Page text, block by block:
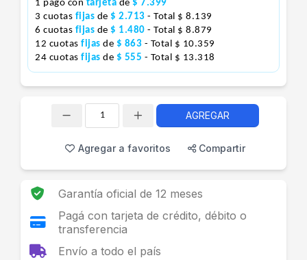
1 pago con tarjeta de $ 7.399
3 cuotas fijas de $ 2.713 - Total $ 8.139
6 cuotas fijas de $ 1.480 - Total $ 8.879
12 cuotas fijas de $ 863 - Total $ 10.359
24 cuotas fijas de $ 555 - Total $ 13.318
AGREGAR
Agregar a favoritos Compartir
Garantía oficial de 12 meses
Pagá con tarjeta de crédito, débito o
transferencia
Envío a todo el país